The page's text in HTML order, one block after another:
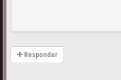
Responder